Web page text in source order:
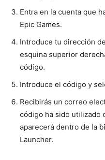
Entra en la cuenta que
Epic Games.
Introduce tu dirección
esquina superior
código.
Introduce el código y
Recibirás un correo
código ha sido utilizado
aparecerá dentro de la
Launcher.